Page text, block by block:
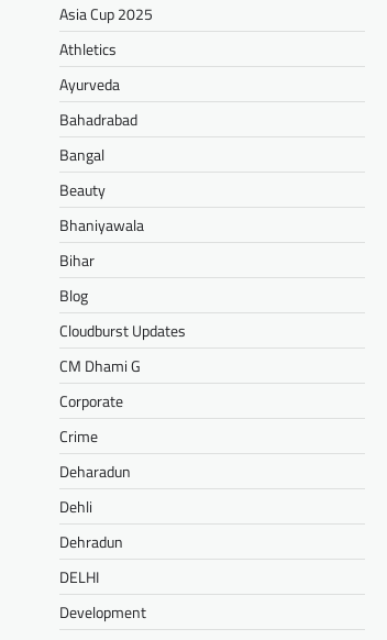
Asia Cup 2025
Athletics
Ayurveda
Bahadrabad
Bangal
Beauty
Bhaniyawala
Bihar
Blog
Cloudburst Updates
CM Dhami G
Corporate
Crime
Deharadun
Dehli
Dehradun
DELHI
Development